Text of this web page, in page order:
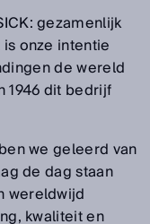
gezamenlijk
onze intentie
de wereld
1946 dit bedrijf
we geleerd van
de dag staan
wereldwijd
kwaliteit en